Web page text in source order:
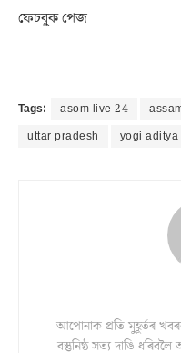
ফেচবুক পেজ
Tags: asom live 24
uttar pradesh
yogi aditya
আপোনাক প্ৰতি মুহূৰ্তৰ
বস্তুনিষ্ঠ সত্য দাঙি